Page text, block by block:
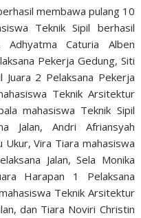
membawa pulang 10
Teknik Sipil berhasil
Caturia Alben
Pekerja Gedung, Siti
Juara 2 Pelaksana Pekerja
Teknik Arsitektur
mahasiswa Teknik Sipil
Jalan, Andri Afriansyah
Ukur, Vira Tiara mahasiswa
Jalan, Sela Monika
Harapan 1 Pelaksana
Teknik Arsitektur
dan Tiara Noviri Christin